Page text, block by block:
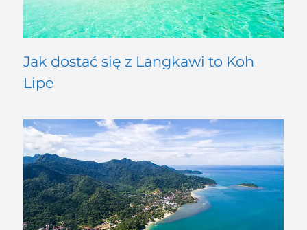
Jak dostać się z Langkawi to Koh
Lipe